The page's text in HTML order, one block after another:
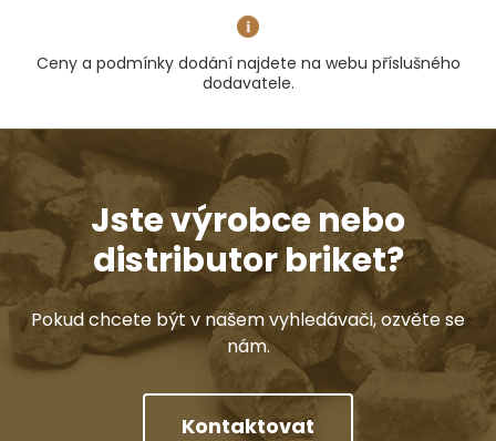
Ceny a podmínky dodání najdete na webu příslušného
dodavatele.
Jste výrobce nebo
distributor briket?
Pokud chcete být v našem vyhledávači, ozvěte se
nám.
Kontaktovat